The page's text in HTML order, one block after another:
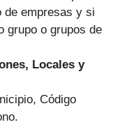
de empresas y si
grupo o grupos de
Locales y
Código